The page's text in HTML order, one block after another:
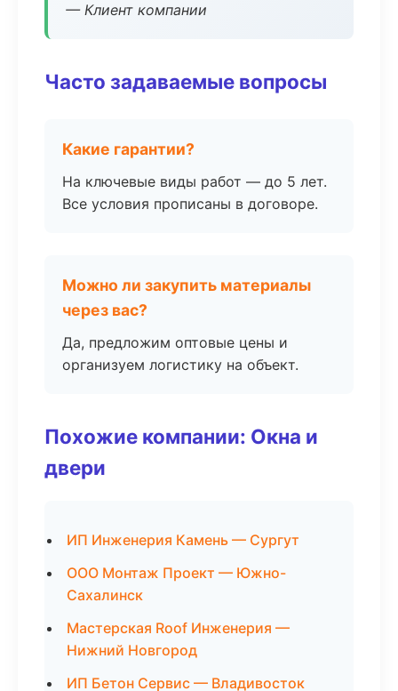
— Клиент компании
Часто задаваемые вопросы
Какие гарантии?
На ключевые виды работ — до 5 лет.
Все условия прописаны в договоре.
Можно ли закупить материалы
через вас?
Да, предложим оптовые цены и
организуем логистику на объект.
Похожие компании: Окна и
двери
ИП Инженерия Камень — Сургут
ООО Монтаж Проект — Южно-
Сахалинск
Мастерская Roof Инженерия —
Нижний Новгород
ИП Бетон Сервис — Владивосток